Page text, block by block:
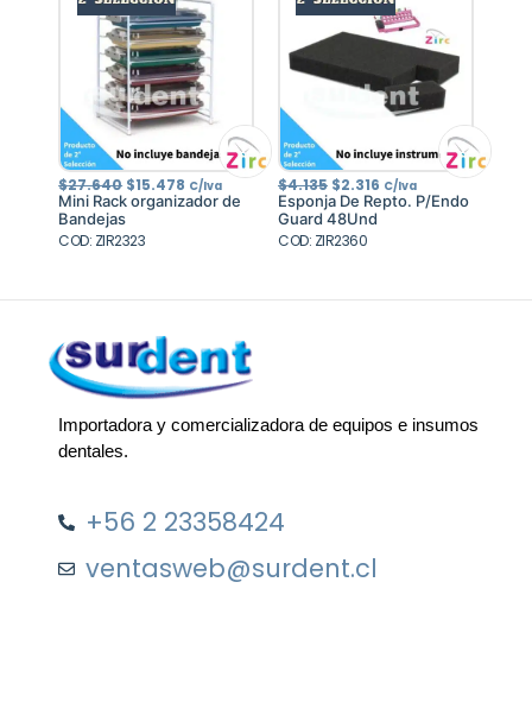
$27.640 El
precio
original
era:
$27.640.
$15.478 El
precio
actual
C/Iva
Mini Rack organizador de
Bandejas
COD: ZIR2323
$4.135 El
precio
original
era:
$4.135.
$2.316 El
precio
actual
C/Iva
Esponja De Repto. P/Endo
Guard 48Und
COD: ZIR2360
Importadora y comercializadora de equipos e insumos
dentales.
+56 2 23358424
ventasweb@surdent.cl